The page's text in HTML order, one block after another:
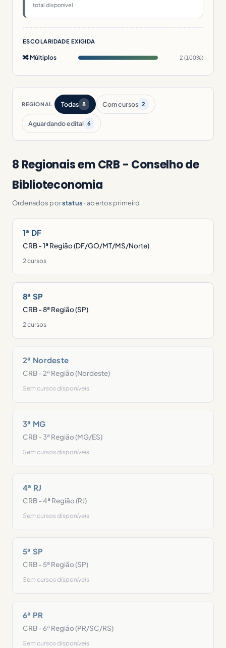
total disponível
ESCOLARIDADE EXIGIDA
🔀 Múltiplos 2 (100%)
REGIONAL Todas 8 Com cursos 2
Aguardando edital 6
8 Regionais em CRB - Conselho de
Biblioteconomia
Ordenados porstatus · abertos primeiro
1ª DF
CRB - 1ª Região (DF/GO/MT/MS/Norte)
2 cursos
8ª SP
CRB - 8ª Região (SP)
2 cursos
2ª Nordeste
CRB - 2ª Região (Nordeste)
Sem cursos disponíveis
3ª MG
CRB - 3ª Região (MG/ES)
Sem cursos disponíveis
4ª RJ
CRB - 4ª Região (RJ)
Sem cursos disponíveis
5ª SP
CRB - 5ª Região (SP)
Sem cursos disponíveis
6ª PR
CRB - 6ª Região (PR/SC/RS)
Sem cursos disponíveis